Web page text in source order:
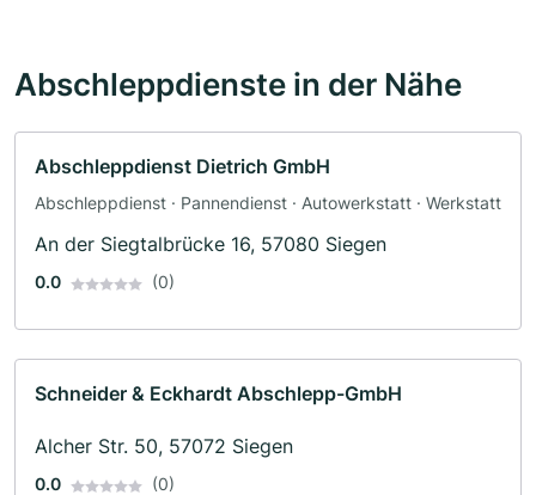
Abschleppdienste in der Nähe
Abschleppdienst Dietrich GmbH
Abschleppdienst · Pannendienst · Autowerkstatt · Werkstatt
An der Siegtalbrücke 16, 57080 Siegen
0.0 (0)
Schneider & Eckhardt Abschlepp-GmbH
Alcher Str. 50, 57072 Siegen
0.0 (0)